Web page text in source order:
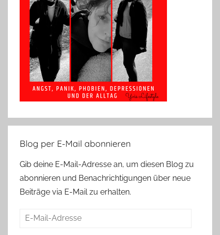
Blog per E-Mail abonnieren
Gib deine E-Mail-Adresse an, um diesen Blog zu
abonnieren und Benachrichtigungen über neue
Beiträge via E-Mail zu erhalten.
E-